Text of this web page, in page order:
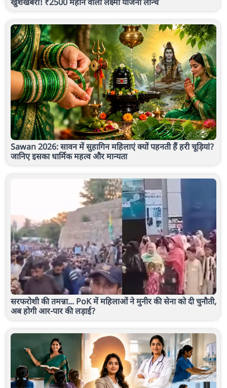
Sawan 2026: सावन में सुहागिन महिलाएं क्यों पहनती हैं हरी चूड़ियां?
जानिए इसका धार्मिक महत्व और मान्यता
सरफरोशी की तमन्ना... PoK में महिलाओं ने मुनीर की सेना को दी चुनौती,
अब होगी आर-पार की लड़ाई?